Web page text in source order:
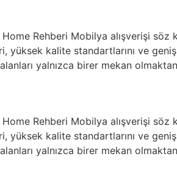
Rehberi Mobilya alışverişi söz
kalite standartlarını ve
yalnızca birer mekan
Rehberi Mobilya alışverişi söz
kalite standartlarını ve
yalnızca birer mekan